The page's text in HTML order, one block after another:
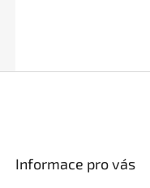
Informace pro vás